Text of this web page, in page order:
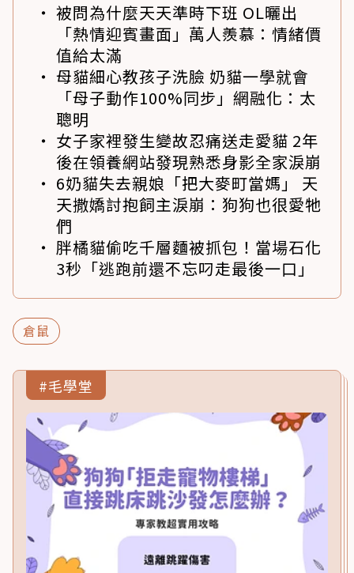
被問為什麼天天準時下班 OL曬出
「熱情迎賓畫面」萬人羨慕：情緒價
值給太滿
母貓細心教孩子洗臉 奶貓一學就會
「母子動作100%同步」網融化：太
聰明
女子家裡發生變故忍痛送走愛貓 2年
後在領養網站發現熟悉身影全家淚崩
6奶貓失去親娘「把大麥町當媽」 天
天撒嬌討抱飼主淚崩：狗狗也很愛牠
們
胖橘貓偷吃千層麵被抓包！當場石化
3秒「逃跑前還不忘叼走最後一口」
倉鼠
#毛學堂